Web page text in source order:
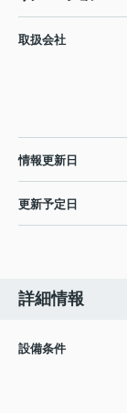
取扱会社
情報更新日
更新予定日
詳細情報
設備条件